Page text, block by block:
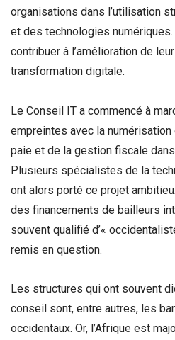
organisations dans l’utilisation
et des technologies
contribuer à l’amélioration de
transformation digitale.
Le Conseil IT a commencé à
empreintes avec la
paie et de la gestion fiscale
Plusieurs spécialistes de la
ont alors porté ce projet
des financements de bailleurs
souvent qualifié d’«
remis en question.
Les structures qui ont souvent
conseil sont, entre autres, les
occidentaux. Or, l’Afrique est